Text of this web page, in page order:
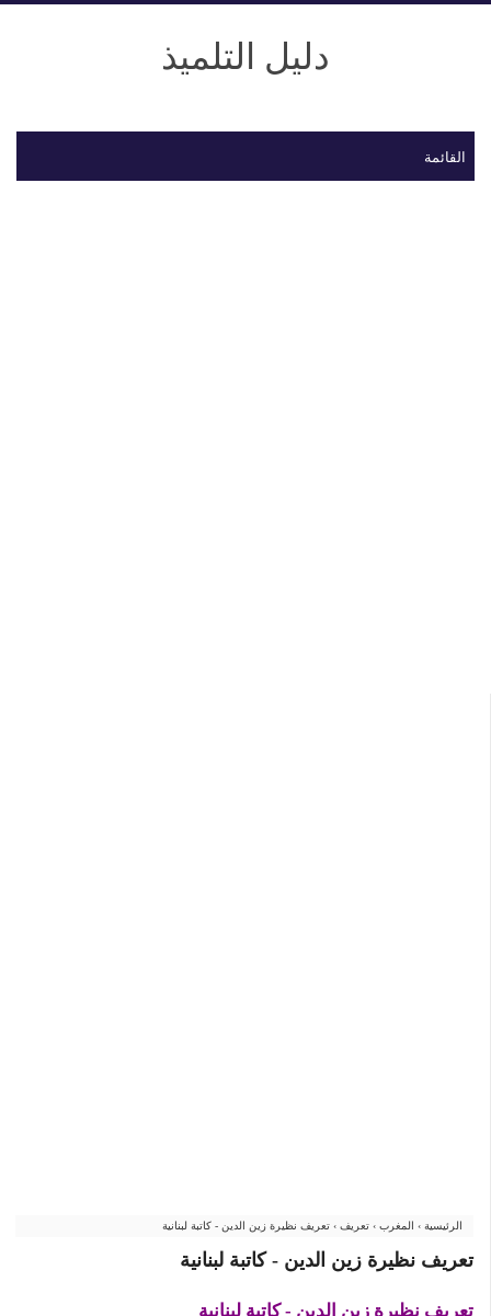
دليل التلميذ
القائمة
الرئيسية › المغرب › تعريف › تعريف نظيرة زين الدين - كاتبة لبنانية
تعريف نظيرة زين الدين - كاتبة لبنانية
تعريف نظيرة زين الدين - كاتبة لبنانية